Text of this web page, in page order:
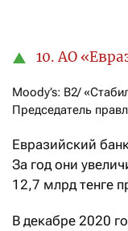
10. АО
Moody’s: B2/
Председатель
Евразийский
За год они
12,7 млрд тенге
В декабре 2020